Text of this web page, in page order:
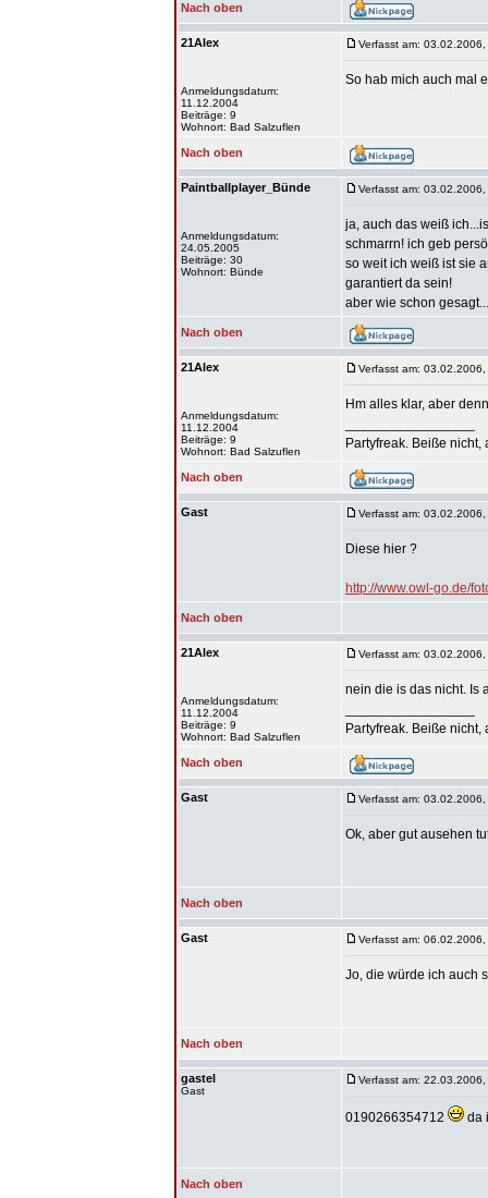
Nach oben
21Alex
Anmeldungsdatum:
11.12.2004
Beiträge: 9
Wohnort: Bad Salzuflen
Verfasst am:
So hab mich auch mal
Nach oben
Paintballplayer_Bünde
Anmeldungsdatum:
24.05.2005
Beiträge: 30
Wohnort: Bünde
Verfasst am:
ja, auch das weiß
schmarrn! ich geb
so weit ich weiß ist sie
garantiert da sein!
aber wie schon
Nach oben
21Alex
Anmeldungsdatum:
11.12.2004
Beiträge: 9
Wohnort: Bad Salzuflen
Verfasst am:
Hm alles klar, aber
Partyfreak. Beiße
Nach oben
Gast Verfasst am: 03.02.2006,
Diese hier ?
http://www.owl-go.de/
Nach oben
21Alex
Anmeldungsdatum:
11.12.2004
Beiträge: 9
Wohnort: Bad Salzuflen
Verfasst am:
nein die is das nicht. Is
Partyfreak. Beiße
Nach oben
Gast Verfasst am:
Ok, aber gut ausehen
Nach oben
Gast Verfasst am:
Jo, die würde ich auch
Nach oben
gastel
Gast
Verfasst am:
0190266354712 da
Nach oben